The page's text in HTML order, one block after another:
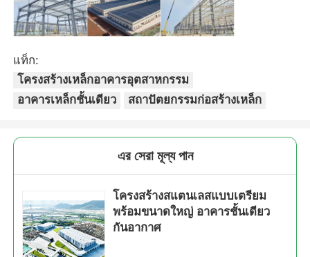
สำนักงานโครงสร้างเหล็ก
โครงสร้างเหล็ก บ้านไก่
โครงสร้างเหล็กหลายชั้น
โครงสร้างเหล็กอุตสาหกรรม
อาคารเหล็กสาธารณะ
โครงสร้างเหล็กพาณิชย์
แท็ก:
โครงสร้างเหล็กอาคารอุตสาหกรรม
อาคารเหล็กชั้นเดียว
สถาปัตยกรรมก่อสร้างเหล็ก
এর সেরা মূল্য পান
โครงสร้างสแตนเลสแบบเตรียม
พร้อมขนาดใหญ่ อาคารชั้นเดียว
กันอากาศ